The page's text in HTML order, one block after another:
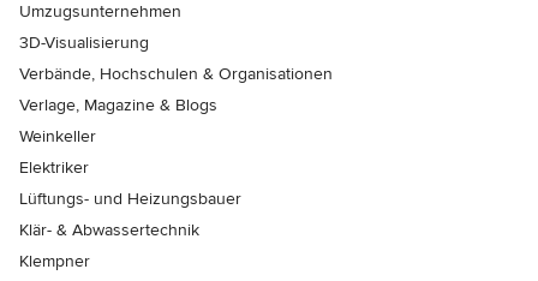
Umzugsunternehmen
3D-Visualisierung
Verbände, Hochschulen & Organisationen
Verlage, Magazine & Blogs
Weinkeller
Elektriker
Lüftungs- und Heizungsbauer
Klär- & Abwassertechnik
Klempner